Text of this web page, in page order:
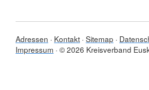
Adressen Kontakt Sitemap
Impressum © 2026 Kreisverband